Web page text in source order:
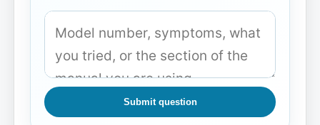
Submit question